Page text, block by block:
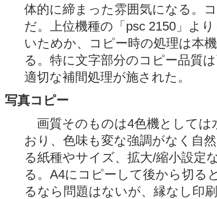
体的に締まった雰囲気になる。
だ。上位機種の「psc 2150」よ
いためか、コピー時の処理は本
る。特に文字部分のコピー品質
適切な補間処理が施された。
写真コピー
画質そのものは4色機としては
おり、色味も変な強調がなく自
る紙種やサイズ、拡大/縮小設定
る。A4にコピーして後から切る
るなら問題はないが、縁なし印